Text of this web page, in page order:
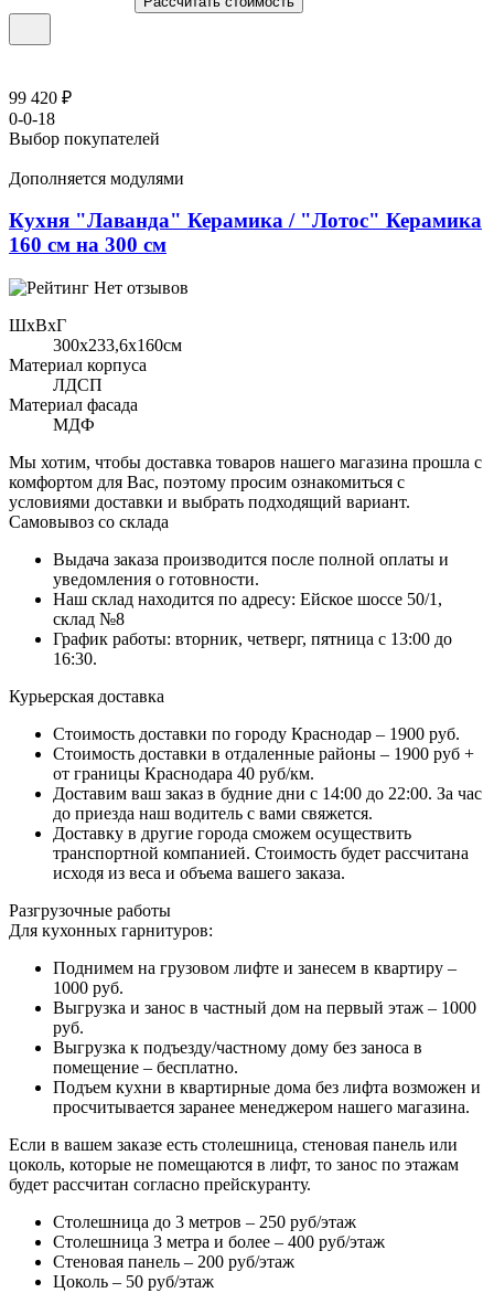
99 420 ₽
0-0-18
Выбор покупателей
Дополняется модулями
Кухня "Лаванда" Керамика / "Лотос" Керамика
160 см на 300 см
Нет отзывов
ШхВхГ
300x233,6х160см
Материал корпуса
ЛДСП
Материал фасада
МДФ
Мы хотим, чтобы доставка товаров нашего магазина прошла с
комфортом для Вас, поэтому просим ознакомиться с
условиями доставки и выбрать подходящий вариант.
Самовывоз со склада
Выдача заказа производится после полной оплаты и
уведомления о готовности.
Наш склад находится по адресу: Ейское шоссе 50/1,
склад №8
График работы: вторник, четверг, пятница с 13:00 до
16:30.
Курьерская доставка
Стоимость доставки по городу Краснодар – 1900 руб.
Стоимость доставки в отдаленные районы – 1900 руб +
от границы Краснодара 40 руб/км.
Доставим ваш заказ в будние дни с 14:00 до 22:00. За час
до приезда наш водитель с вами свяжется.
Доставку в другие города сможем осуществить
транспортной компанией. Стоимость будет рассчитана
исходя из веса и объема вашего заказа.
Разгрузочные работы
Для кухонных гарнитуров:
Поднимем на грузовом лифте и занесем в квартиру –
1000 руб.
Выгрузка и занос в частный дом на первый этаж – 1000
руб.
Выгрузка к подъезду/частному дому без заноса в
помещение – бесплатно.
Подъем кухни в квартирные дома без лифта возможен и
просчитывается заранее менеджером нашего магазина.
Если в вашем заказе есть столешница, стеновая панель или
цоколь, которые не помещаются в лифт, то занос по этажам
будет рассчитан согласно прейскуранту.
Столешница до 3 метров – 250 руб/этаж
Столешница 3 метра и более – 400 руб/этаж
Стеновая панель – 200 руб/этаж
Цоколь – 50 руб/этаж